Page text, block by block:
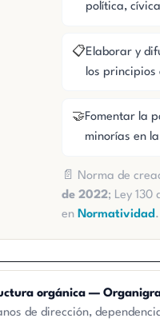
política,
📋Elaborar y
los
🤝Fomentar la
minorías en
📄 Norma de
de 2022; Ley 130
en Normatividad .
orgánica —
de dirección,